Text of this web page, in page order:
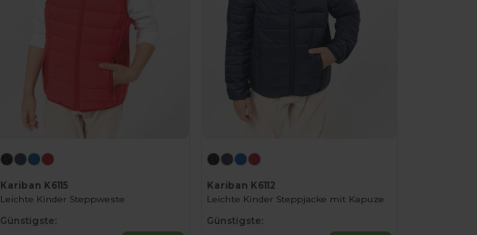
Kariban K6115
Leichte Kinder Steppweste
Günstigste:
Kariban K6112
Leichte Kinder Steppjacke mit Kapuze
Günstigste: